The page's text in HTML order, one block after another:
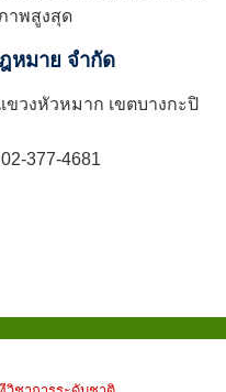
าพสูงสุด
หมาย จำกัด
ขวงหัวหมาก เขตบางกะปิ
377-4681